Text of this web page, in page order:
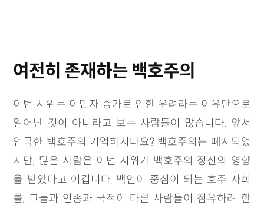
여전히 존재하는 백호주의
이번 시위는 이민자 증가로 인한 우려라는 이유만으로
일어난 것이 아니라고 보는 사람들이 많습니다. 앞서
언급한 백호주의 기억하시나요? 백호주의는 폐지되었
지만, 많은 사람은 이번 시위가 백호주의 정신의 영향
을 받았다고 여깁니다. 백인이 중심이 되는 호주 사회
를, 그들과 인종과 국적이 다른 사람들이 점유하려 한